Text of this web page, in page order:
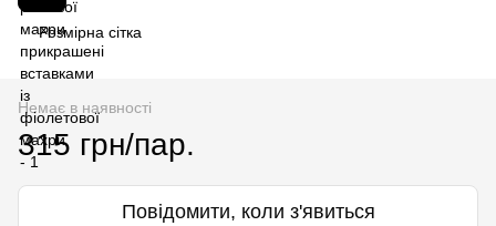
Розмірна сітка
Немає в наявності
315 грн/пар.
Повідомити, коли з'явиться